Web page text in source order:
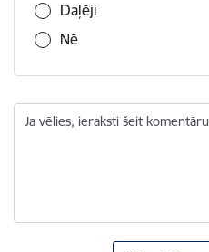
Daļēji
Nē
Ja vēlies, ieraksti šeit komentāru